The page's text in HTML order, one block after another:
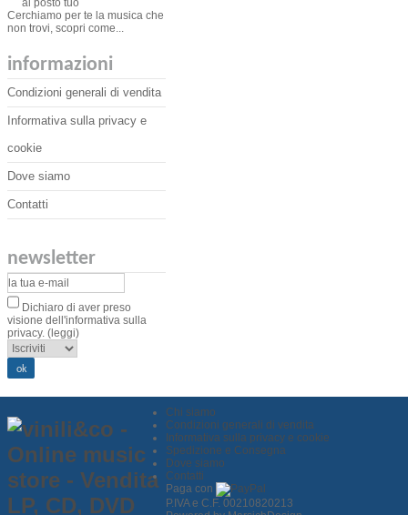
Cerchiamo per te la musica che
non trovi, scopri come...
informazioni
Condizioni generali di vendita
Informativa sulla privacy e
cookie
Dove siamo
Contatti
newsletter
Dichiaro di aver preso
visione dell'informativa sulla
privacy. (leggi)
Chi siamo
Condizioni generali di vendita
Informativa sulla privacy e cookie
Spedizione e Consegna
Dove siamo
Contatti
Paga con
P.IVA e C.F. 00210820213